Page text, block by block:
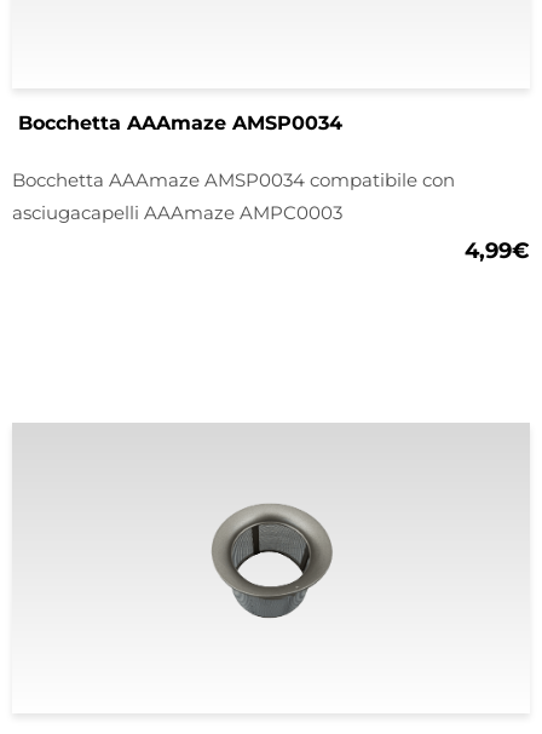
Bocchetta AAAmaze AMSP0034
Bocchetta AAAmaze AMSP0034 compatibile con
asciugacapelli AAAmaze AMPC0003
4,99€